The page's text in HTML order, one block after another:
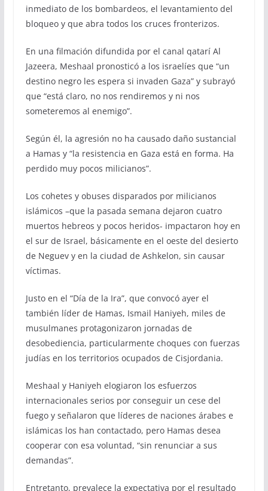
inmediato de los bombardeos, el levantamiento del
bloqueo y que abra todos los cruces fronterizos.
En una filmación difundida por el canal qatarí Al
Jazeera, Meshaal pronosticó a los israelíes que “un
destino negro les espera si invaden Gaza” y subrayó
que “está claro, no nos rendiremos y ni nos
someteremos al enemigo”.
Según él, la agresión no ha causado daño sustancial
a Hamas y “la resistencia en Gaza está en forma. Ha
perdido muy pocos milicianos”.
Los cohetes y obuses disparados por milicianos
islámicos –que la pasada semana dejaron cuatro
muertos hebreos y pocos heridos- impactaron hoy en
el sur de Israel, básicamente en el oeste del desierto
de Neguev y en la ciudad de Ashkelon, sin causar
víctimas.
Justo en el “Día de la Ira”, que convocó ayer el
también líder de Hamas, Ismail Haniyeh, miles de
musulmanes protagonizaron jornadas de
desobediencia, particularmente choques con fuerzas
judías en los territorios ocupados de Cisjordania.
Meshaal y Haniyeh elogiaron los esfuerzos
internacionales serios por conseguir un cese del
fuego y señalaron que líderes de naciones árabes e
islámicas los han contactado, pero Hamas desea
cooperar con esa voluntad, “sin renunciar a sus
demandas”.
Entretanto, prevalece la expectativa por el resultado